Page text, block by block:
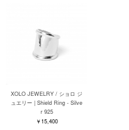
XOLO JEWELRY / ショロ ジ
ュエリー | Shield Ring - Silve
r 925
￥15,400